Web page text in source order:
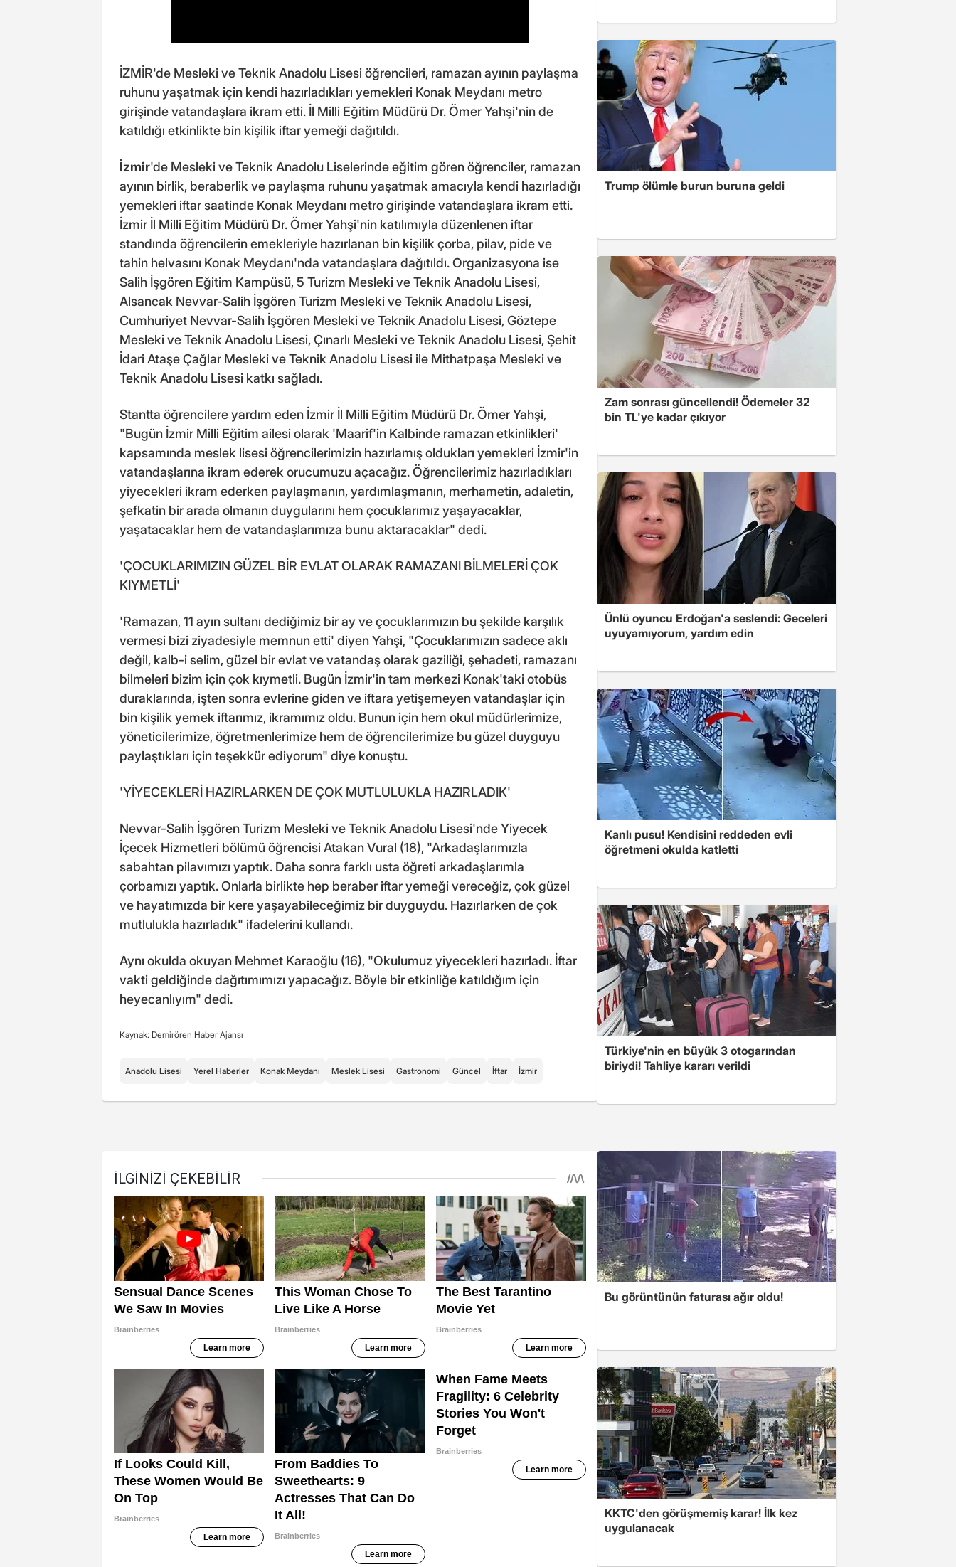
İZMİR'de Mesleki ve Teknik Anadolu Lisesi öğrencileri, ramazan ayının paylaşma
ruhunu yaşatmak için kendi hazırladıkları yemekleri Konak Meydanı metro
girişinde vatandaşlara ikram etti. İl Milli Eğitim Müdürü Dr. Ömer Yahşi'nin de
katıldığı etkinlikte bin kişilik iftar yemeği dağıtıldı.
İzmir'de Mesleki ve Teknik Anadolu Liselerinde eğitim gören öğrenciler, ramazan
ayının birlik, beraberlik ve paylaşma ruhunu yaşatmak amacıyla kendi hazırladığı
yemekleri iftar saatinde Konak Meydanı metro girişinde vatandaşlara ikram etti.
İzmir İl Milli Eğitim Müdürü Dr. Ömer Yahşi'nin katılımıyla düzenlenen iftar
standında öğrencilerin emekleriyle hazırlanan bin kişilik çorba, pilav, pide ve
tahin helvasını Konak Meydanı'nda vatandaşlara dağıtıldı. Organizasyona ise
Salih İşgören Eğitim Kampüsü, 5 Turizm Mesleki ve Teknik Anadolu Lisesi,
Alsancak Nevvar-Salih İşgören Turizm Mesleki ve Teknik Anadolu Lisesi,
Cumhuriyet Nevvar-Salih İşgören Mesleki ve Teknik Anadolu Lisesi, Göztepe
Mesleki ve Teknik Anadolu Lisesi, Çınarlı Mesleki ve Teknik Anadolu Lisesi, Şehit
İdari Ataşe Çağlar Mesleki ve Teknik Anadolu Lisesi ile Mithatpaşa Mesleki ve
Teknik Anadolu Lisesi katkı sağladı.
Stantta öğrencilere yardım eden İzmir İl Milli Eğitim Müdürü Dr. Ömer Yahşi,
"Bugün İzmir Milli Eğitim ailesi olarak 'Maarif'in Kalbinde ramazan etkinlikleri'
kapsamında meslek lisesi öğrencilerimizin hazırlamış oldukları yemekleri İzmir'in
vatandaşlarına ikram ederek orucumuzu açacağız. Öğrencilerimiz hazırladıkları
yiyecekleri ikram ederken paylaşmanın, yardımlaşmanın, merhametin, adaletin,
şefkatin bir arada olmanın duygularını hem çocuklarımız yaşayacaklar,
yaşatacaklar hem de vatandaşlarımıza bunu aktaracaklar" dedi.
'ÇOCUKLARIMIZIN GÜZEL BİR EVLAT OLARAK RAMAZANI BİLMELERİ ÇOK
KIYMETLİ'
'Ramazan, 11 ayın sultanı dediğimiz bir ay ve çocuklarımızın bu şekilde karşılık
vermesi bizi ziyadesiyle memnun etti' diyen Yahşi, "Çocuklarımızın sadece aklı
değil, kalb-i selim, güzel bir evlat ve vatandaş olarak gaziliği, şehadeti, ramazanı
bilmeleri bizim için çok kıymetli. Bugün İzmir'in tam merkezi Konak'taki otobüs
duraklarında, işten sonra evlerine giden ve iftara yetişemeyen vatandaşlar için
bin kişilik yemek iftarımız, ikramımız oldu. Bunun için hem okul müdürlerimize,
yöneticilerimize, öğretmenlerimize hem de öğrencilerimize bu güzel duyguyu
paylaştıkları için teşekkür ediyorum" diye konuştu.
'YİYECEKLERİ HAZIRLARKEN DE ÇOK MUTLULUKLA HAZIRLADIK'
Nevvar-Salih İşgören Turizm Mesleki ve Teknik Anadolu Lisesi'nde Yiyecek
İçecek Hizmetleri bölümü öğrencisi Atakan Vural (18), "Arkadaşlarımızla
sabahtan pilavımızı yaptık. Daha sonra farklı usta öğreti arkadaşlarımla
çorbamızı yaptık. Onlarla birlikte hep beraber iftar yemeği vereceğiz, çok güzel
ve hayatımızda bir kere yaşayabileceğimiz bir duyguydu. Hazırlarken de çok
mutlulukla hazırladık" ifadelerini kullandı.
Aynı okulda okuyan Mehmet Karaoğlu (16), "Okulumuz yiyecekleri hazırladı. İftar
vakti geldiğinde dağıtımımızı yapacağız. Böyle bir etkinliğe katıldığım için
heyecanlıyım" dedi.
Kaynak: Demirören Haber Ajansı
Anadolu Lisesi Yerel Haberler Konak Meydanı Meslek Lisesi Gastronomi Güncel İftar İzmir
Trump ölümle burun buruna geldi
Zam sonrası güncellendi! Ödemeler 32
bin TL'ye kadar çıkıyor
Ünlü oyuncu Erdoğan'a seslendi: Geceleri
uyuyamıyorum, yardım edin
Kanlı pusu! Kendisini reddeden evli
öğretmeni okulda katletti
Türkiye'nin en büyük 3 otogarından
biriydi! Tahliye kararı verildi
Bu görüntünün faturası ağır oldu!
KKTC'den görüşmemiş karar! İlk kez
uygulanacak